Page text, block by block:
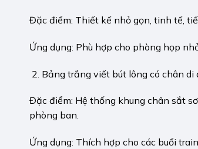
Đặc điểm: Thiết kế nhỏ gọn, tinh tế,
Ứng dụng: Phù hợp cho phòng họp
Bảng trắng viết bút lông có chân di
Đặc điểm: Hệ thống khung chân sắt
phòng ban.
Ứng dụng: Thích hợp cho các buổi